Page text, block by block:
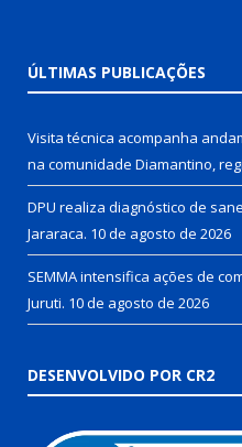
ÚLTIMAS PUBLICAÇÕES
Visita técnica acompanha
na comunidade Diamantino,
DPU realiza diagnóstico de
Jararaca. 10 de agosto de 2026
SEMMA intensifica ações de
Juruti. 10 de agosto de 2026
DESENVOLVIDO POR CR2